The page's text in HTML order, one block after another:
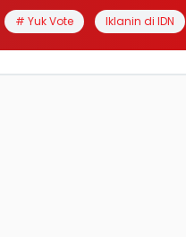
# Yuk Vote Iklanin di IDN